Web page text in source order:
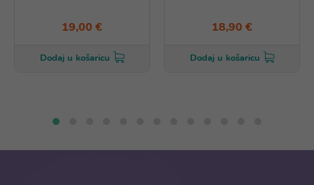
19,00 €
Dodaj u košaricu
18,90 €
Dodaj u košaricu